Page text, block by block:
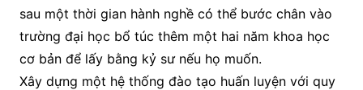
sau một thời gian hành nghề có thể bước chân vào
trường đại học bổ túc thêm một hai năm khoa học
cơ bản để lấy bằng kỷ sư nếu họ muốn.
Xây dựng một hệ thống đào tạo huấn luyện với quy